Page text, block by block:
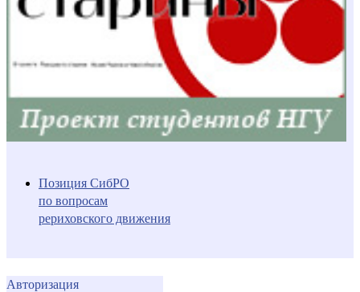
Позиция СибРО
по вопросам
рериховского движения
Авторизация